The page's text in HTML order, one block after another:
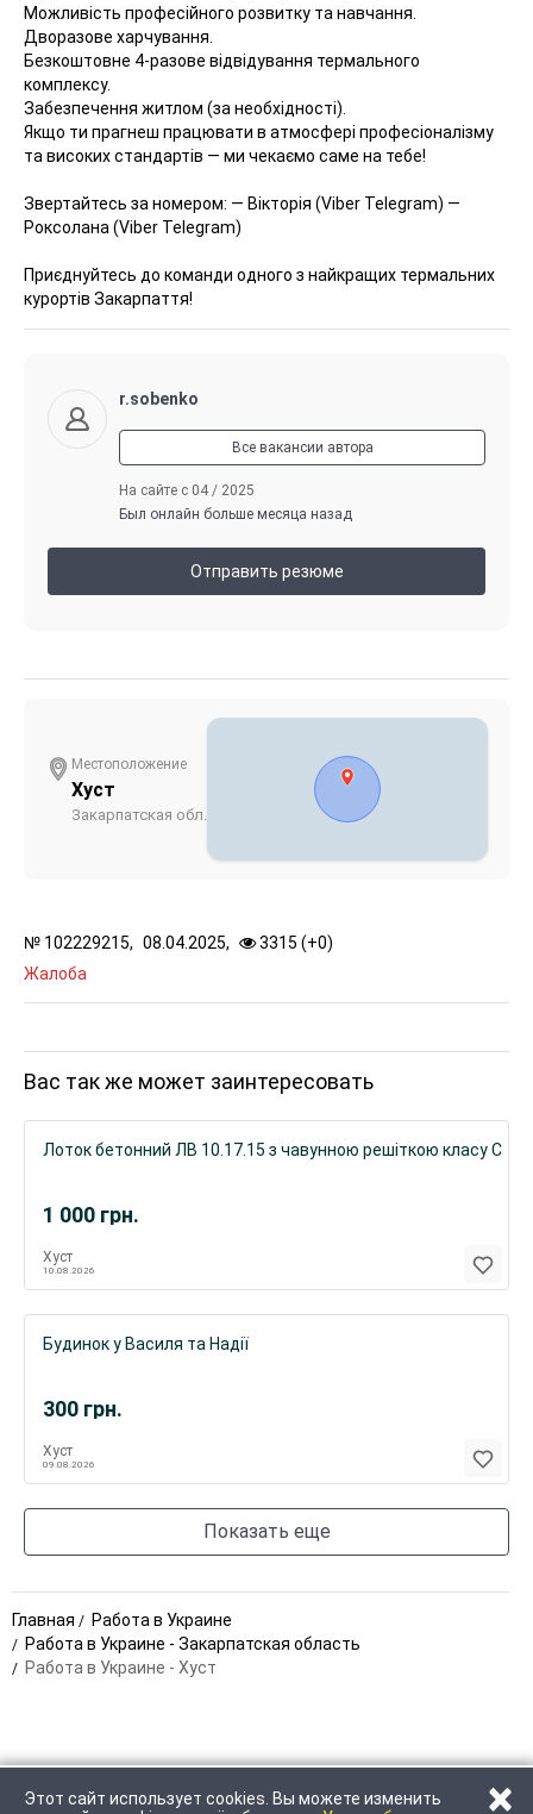
Можливість професійного розвитку та навчання.
Дворазове харчування.
Безкоштовне 4-разове відвідування термального
комплексу.
Забезпечення житлом (за необхідності).
Якщо ти прагнеш працювати в атмосфері професіоналізму
та високих стандартів — ми чекаємо саме на тебе!
Звертайтесь за номером: — Вікторія (Viber Telegram) —
Роксолана (Viber Telegram)
Приєднуйтесь до команди одного з найкращих термальних
курортів Закарпаття!
№ 102229215, 08.04.2025, 3315 (+0)
Жалоба
r.sobenko
Все вакансии автора
На сайте с 04 / 2025
Был онлайн больше месяца назад
Отправить резюме
Местоположение
Хуст
Закарпатская обл.
Вас так же может заинтересовать
1 000 грн.
Лоток бетонний ЛВ 10.17.15 з чавунною решіткою класу С
Хуст
10.08.2026
300 грн.
Будинок у Василя та Надії
Хуст
09.08.2026
Показать еще
Главная
Работа в Украине
Работа в Украине - Закарпатская область
Работа в Украине - Хуст
Этот сайт использует cookies. Вы можете изменить
×
ПОЗВОНИТЬ